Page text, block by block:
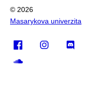
© 2026
Masarykova univerzita